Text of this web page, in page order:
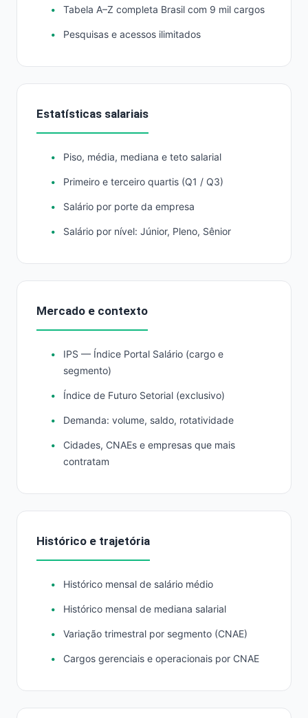
Tabela A–Z completa Brasil com 9 mil cargos
Pesquisas e acessos ilimitados
Estatísticas salariais
Piso, média, mediana e teto salarial
Primeiro e terceiro quartis (Q1 / Q3)
Salário por porte da empresa
Salário por nível: Júnior, Pleno, Sênior
Mercado e contexto
IPS — Índice Portal Salário (cargo e
segmento)
Índice de Futuro Setorial (exclusivo)
Demanda: volume, saldo, rotatividade
Cidades, CNAEs e empresas que mais
contratam
Histórico e trajetória
Histórico mensal de salário médio
Histórico mensal de mediana salarial
Variação trimestral por segmento (CNAE)
Cargos gerenciais e operacionais por CNAE